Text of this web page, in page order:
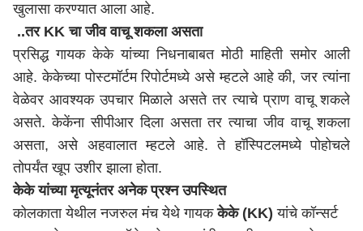
खुलासा करण्यात आला आहे.
..तर KK चा जीव वाचू शकला असता
प्रसिद्ध गायक केके यांच्या निधनाबाबत मोठी माहिती समोर आली
आहे. केकेच्या पोस्टमॉर्टम रिपोर्टमध्ये असे म्हटले आहे की, जर त्यांना
वेळेवर आवश्यक उपचार मिळाले असते तर त्याचे प्राण वाचू शकले
असते. केकेंना सीपीआर दिला असता तर त्याचा जीव वाचू शकला
असता, असे अहवालात म्हटले आहे. ते हॉस्पिटलमध्ये पोहोचले
तोपर्यंत खूप उशीर झाला होता.
केके यांच्या मृत्यूनंतर अनेक प्रश्न उपस्थित
कोलकाता येथील नजरुल मंच येथे गायककेके (KK) यांचे कॉन्सर्ट